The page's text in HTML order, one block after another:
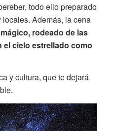
todo ello preparado
Además, la cena
rodeado de las
cielo estrellado como
y cultura, que te dejará